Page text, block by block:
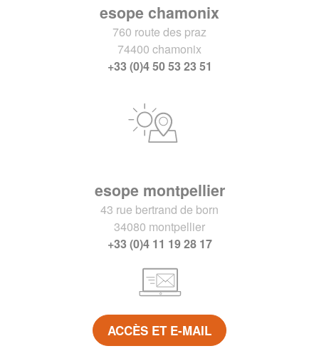
esope chamonix
760 route des praz
74400 chamonix
+33 (0)4 50 53 23 51
esope montpellier
43 rue bertrand de born
34080 montpellier
+33 (0)4 11 19 28 17
ACCÈS ET E-MAIL